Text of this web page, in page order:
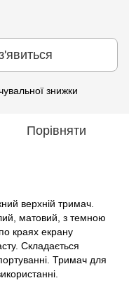
знижки
Порівняти
верхній тримач.
матовий, з темною
краях екрану
Складається
Тримач для